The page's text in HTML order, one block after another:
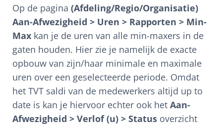
Op de pagina (Afdeling/Regio/Organisatie)
Aan-Afwezigheid > Uren > Rapporten > Min-
Max kan je de uren van alle min-maxers in de
gaten houden. Hier zie je namelijk de exacte
opbouw van zijn/haar minimale en maximale
uren over een geselecteerde periode. Omdat
het TVT saldi van de medewerkers altijd up to
date is kan je hiervoor echter ook het Aan-
Afwezigheid > Verlof (u) > Status overzicht